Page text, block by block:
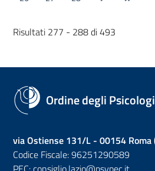
Risultati 277 - 288 di 493
Ordine degli
via Ostiense 131/L - 00154 Roma
Codice Fiscale: 96251290589